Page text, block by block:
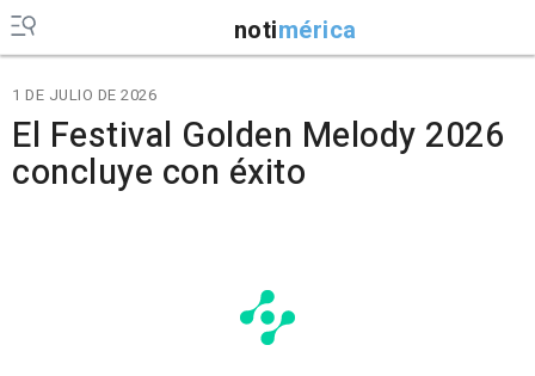
notimérica
1 DE JULIO DE 2026
El Festival Golden Melody 2026
concluye con éxito